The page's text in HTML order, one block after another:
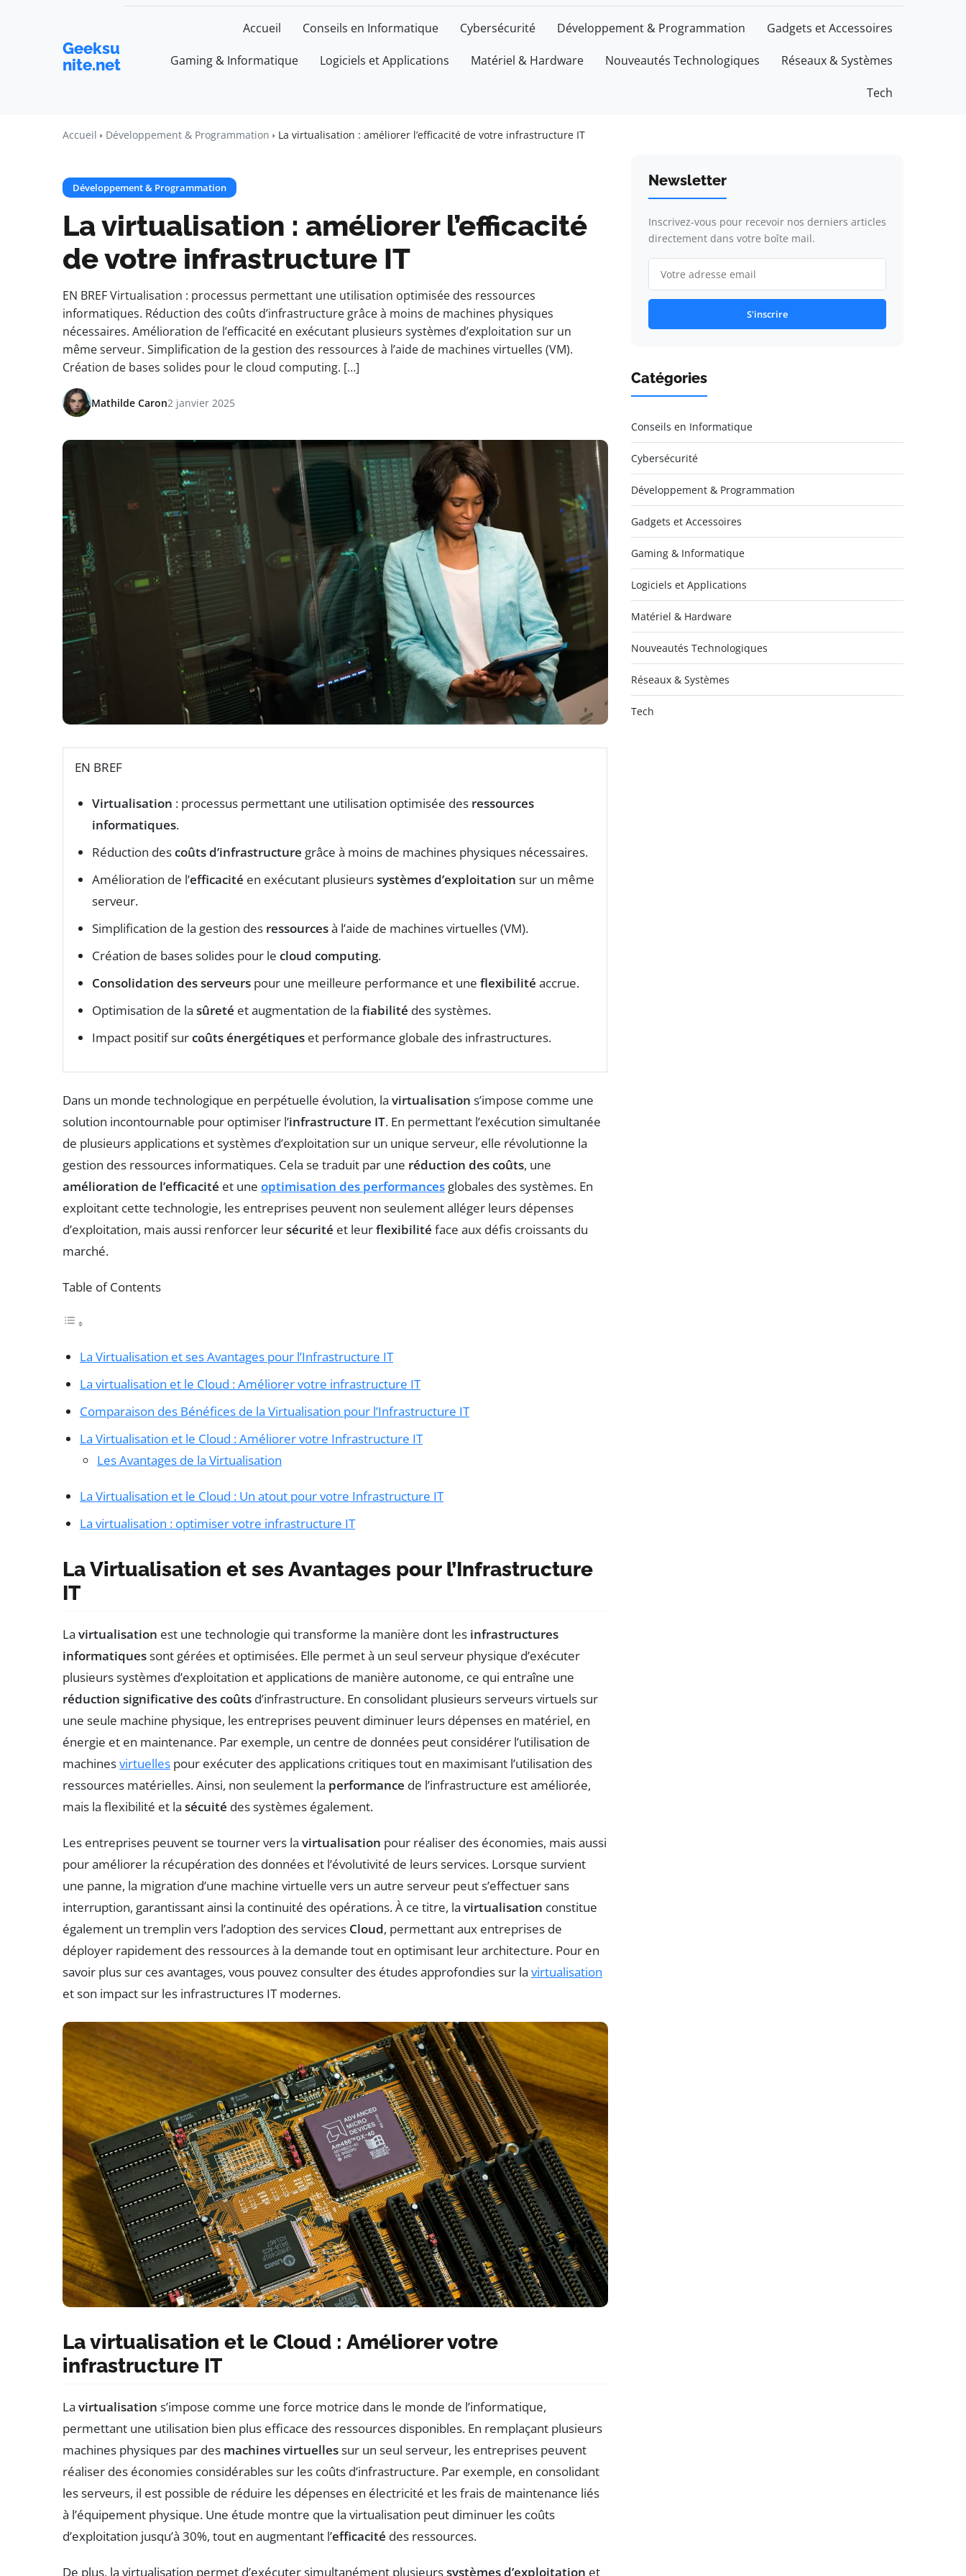
Geeksu
nite.net
Accueil Conseils en Informatique Cybersécurité Développement & Programmation Gadgets et Accessoires
Gaming & Informatique Logiciels et Applications Matériel & Hardware Nouveautés Technologiques Réseaux & Systèmes
Tech
Accueil Développement & Programmation La virtualisation : améliorer l’efficacité de votre infrastructure IT
Développement & Programmation
La virtualisation : améliorer l’efficacité
de votre infrastructure IT
EN BREF Virtualisation : processus permettant une utilisation optimisée des ressources
informatiques. Réduction des coûts d’infrastructure grâce à moins de machines physiques
nécessaires. Amélioration de l’efficacité en exécutant plusieurs systèmes d’exploitation sur un
même serveur. Simplification de la gestion des ressources à l’aide de machines virtuelles (VM).
Création de bases solides pour le cloud computing. […]
Mathilde Caron2 janvier 2025
EN BREF
Virtualisation : processus permettant une utilisation optimisée des ressources
informatiques.
Réduction descoûts d’infrastructure grâce à moins de machines physiques nécessaires.
Amélioration de l’efficacité en exécutant plusieurssystèmes d’exploitation sur un même
serveur.
Simplification de la gestion des ressourcesà l’aide de machines virtuelles (VM).
Création de bases solides pour le cloud computing.
Consolidation des serveurs pour une meilleure performance et une flexibilité accrue.
Optimisation de la sûreté et augmentation de la fiabilité des systèmes.
Impact positif surcoûts énergétiques et performance globale des infrastructures.
Dans un monde technologique en perpétuelle évolution, la virtualisation s’impose comme une
solution incontournable pour optimiser l’infrastructure IT. En permettant l’exécution simultanée
de plusieurs applications et systèmes d’exploitation sur un unique serveur, elle révolutionne la
gestion des ressources informatiques. Cela se traduit par une réduction des coûts, une
amélioration de l’efficacité et une optimisation des performances globales des systèmes. En
exploitant cette technologie, les entreprises peuvent non seulement alléger leurs dépenses
d’exploitation, mais aussi renforcer leursécurité et leurflexibilité face aux défis croissants du
marché.
Table of Contents
La Virtualisation et ses Avantages pour l’Infrastructure IT
La virtualisation et le Cloud : Améliorer votre infrastructure IT
Comparaison des Bénéfices de la Virtualisation pour l’Infrastructure IT
La Virtualisation et le Cloud : Améliorer votre Infrastructure IT
Les Avantages de la Virtualisation
La Virtualisation et le Cloud : Un atout pour votre Infrastructure IT
La virtualisation : optimiser votre infrastructure IT
La Virtualisation et ses Avantages pour l’Infrastructure
IT
La virtualisation est une technologie qui transforme la manière dont les infrastructures
informatiquessont gérées et optimisées. Elle permet à un seul serveur physique d’exécuter
plusieurs systèmes d’exploitation et applications de manière autonome, ce qui entraîne une
réduction significative des coûts d’infrastructure. En consolidant plusieurs serveurs virtuels sur
une seule machine physique, les entreprises peuvent diminuer leurs dépenses en matériel, en
énergie et en maintenance. Par exemple, un centre de données peut considérer l’utilisation de
machinesvirtuelles pour exécuter des applications critiques tout en maximisant l’utilisation des
ressources matérielles. Ainsi, non seulement la performance de l’infrastructure est améliorée,
mais la flexibilité et la sécuité des systèmes également.
Les entreprises peuvent se tourner vers la virtualisation pour réaliser des économies, mais aussi
pour améliorer la récupération des données et l’évolutivité de leurs services. Lorsque survient
une panne, la migration d’une machine virtuelle vers un autre serveur peut s’effectuer sans
interruption, garantissant ainsi la continuité des opérations. À ce titre, la virtualisation constitue
également un tremplin vers l’adoption des services Cloud, permettant aux entreprises de
déployer rapidement des ressources à la demande tout en optimisant leur architecture. Pour en
savoir plus sur ces avantages, vous pouvez consulter des études approfondies sur la virtualisation
et son impact sur les infrastructures IT modernes.
La virtualisation et le Cloud : Améliorer votre
infrastructure IT
La virtualisation s’impose comme une force motrice dans le monde de l’informatique,
permettant une utilisation bien plus efficace des ressources disponibles. En remplaçant plusieurs
machines physiques par des machines virtuellessur un seul serveur, les entreprises peuvent
réaliser des économies considérables sur les coûts d’infrastructure. Par exemple, en consolidant
les serveurs, il est possible de réduire les dépenses en électricité et les frais de maintenance liés
à l’équipement physique. Une étude montre que la virtualisation peut diminuer les coûts
d’exploitation jusqu’à 30%, tout en augmentant l’efficacité des ressources.
De plus, la virtualisation permet d’exécuter simultanément plusieurssystèmes d’exploitation et
Newsletter
Inscrivez-vous pour recevoir nos derniers articles
directement dans votre boîte mail.
S'inscrire
Catégories
Conseils en Informatique
Cybersécurité
Développement & Programmation
Gadgets et Accessoires
Gaming & Informatique
Logiciels et Applications
Matériel & Hardware
Nouveautés Technologiques
Réseaux & Systèmes
Tech